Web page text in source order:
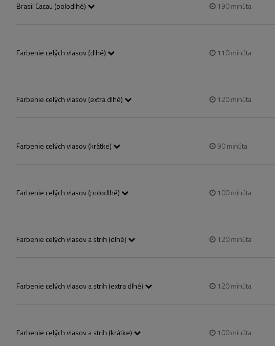
Brasil Cacau (polodlhé) 190minúta
Farbenie celých vlasov (dlhé) 110minúta
Farbenie celých vlasov (extra dlhé) 120minúta
Farbenie celých vlasov (krátke) 90minúta
Farbenie celých vlasov (polodlhé) 100minúta
Farbenie celých vlasov a strih (dlhé)
120minúta
Farbenie celých vlasov a strih (extra dlhé) 120minúta
Farbenie celých vlasov a strih (krátke) 100minúta